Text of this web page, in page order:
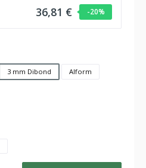
36,81 € -20%
3 mm Dibond Alform